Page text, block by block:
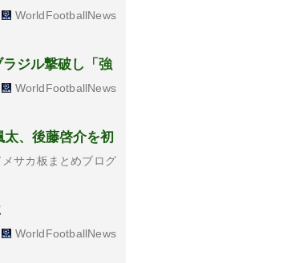
WorldFootballNews
ジル撃破し「強
WorldFootballNews
、後藤啓介を初
サカ板まとめブログ
WorldFootballNews